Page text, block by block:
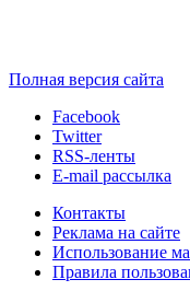
Полная версия сайта
Facebook
Twitter
RSS-ленты
E-mail рассылка
Контакты
Реклама на сайте
Использование
Правила